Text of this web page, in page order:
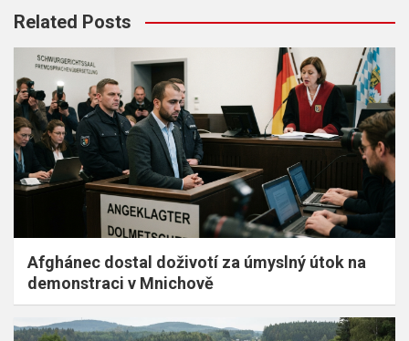
Related Posts
Afghánec dostal doživotí za úmyslný útok na
demonstraci v Mnichově